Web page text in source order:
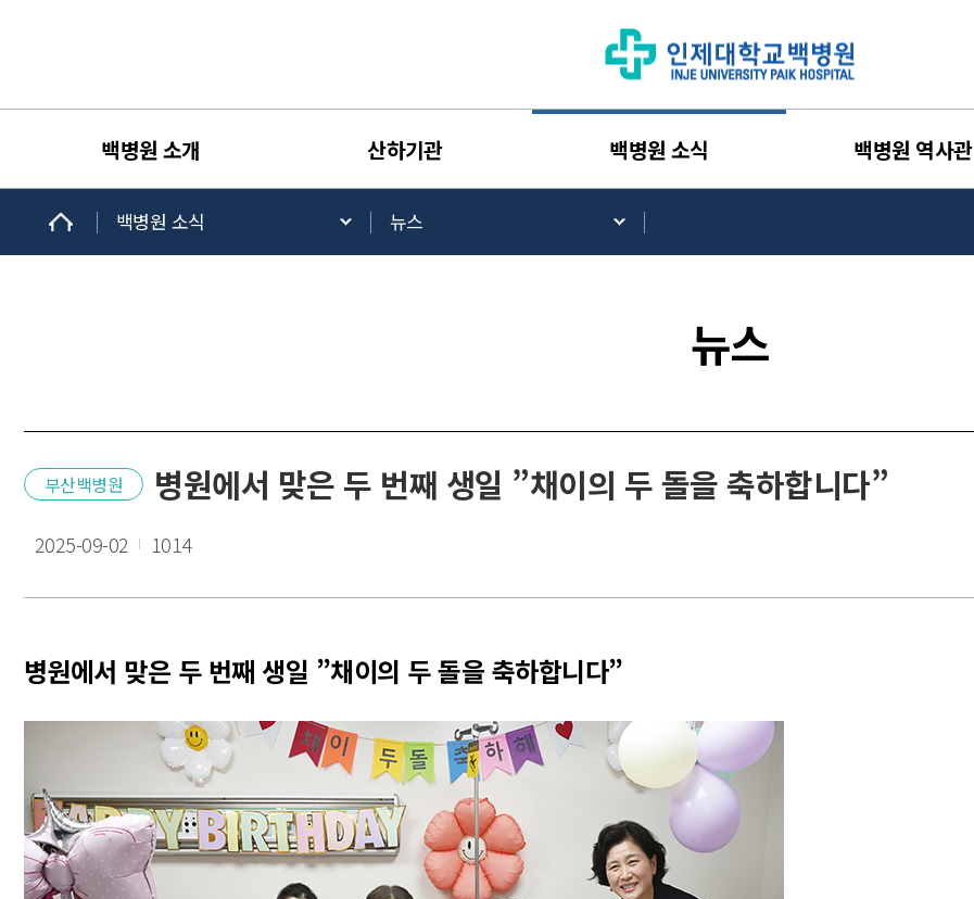
백병원 소개 산하기관 백병원 소식 백병원 역사관
백병원 소식 뉴스
뉴스
부산백병원 병원에서 맞은 두 번째 생일 ”채이의 두 돌을 축하합니다”
2025-09-02 1014
병원에서 맞은 두 번째 생일 ”채이의 두 돌을 축하합니다”